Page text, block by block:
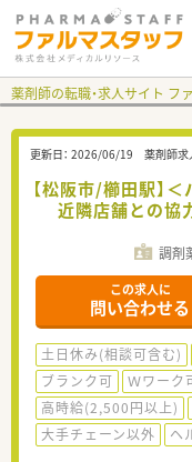
薬剤師の転職・求人サイト フ
更新日： 2026/06/19 薬剤師求
【松阪市/櫛田駅】
近隣店舗との協
調剤
この求人に
問い合わせる
土日休み(相談可含む)
ブランク可
Ｗワーク
高時給(2,500円以上)
大手チェーン以外
ヘ